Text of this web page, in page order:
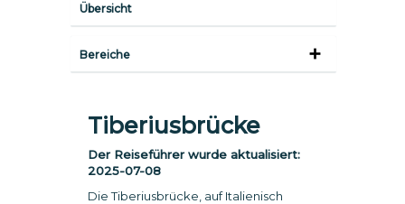
Übersicht
Bereiche
Tiberiusbrücke
Der Reiseführer wurde aktualisiert:
2025-07-08
Die Tiberiusbrücke, auf Italienisch